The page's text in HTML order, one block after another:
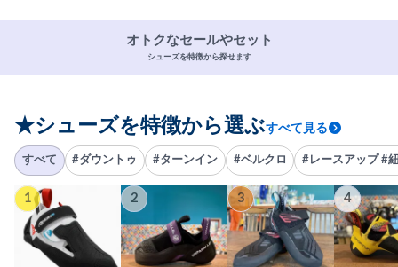
オトクなセールやセット
シューズを特徴から探せます
★シューズを特徴から選ぶすべて見る
すべて #ダウントゥ #ターンイン #ベルクロ #レースアップ #
1 2 3 4